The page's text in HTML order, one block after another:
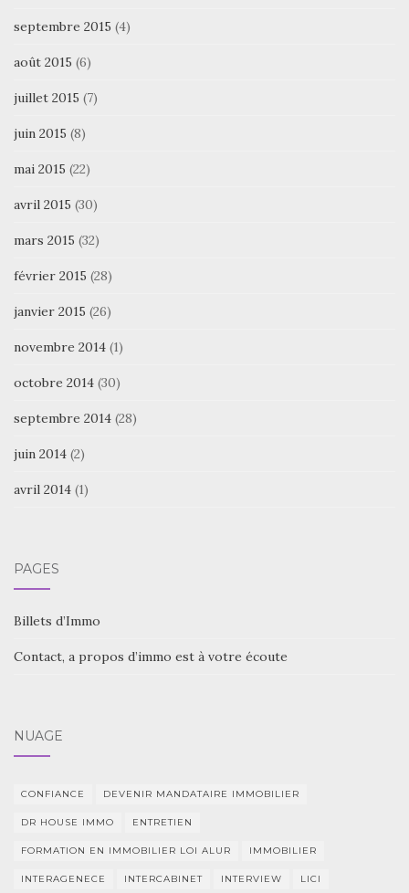
septembre 2015 (4)
août 2015 (6)
juillet 2015 (7)
juin 2015 (8)
mai 2015 (22)
avril 2015 (30)
mars 2015 (32)
février 2015 (28)
janvier 2015 (26)
novembre 2014 (1)
octobre 2014 (30)
septembre 2014 (28)
juin 2014 (2)
avril 2014 (1)
PAGES
Billets d’Immo
Contact, a propos d’immo est à votre écoute
NUAGE
CONFIANCE DEVENIR MANDATAIRE IMMOBILIER
DR HOUSE IMMO ENTRETIEN
FORMATION EN IMMOBILIER LOI ALUR IMMOBILIER
INTERAGENECE INTERCABINET INTERVIEW LICI